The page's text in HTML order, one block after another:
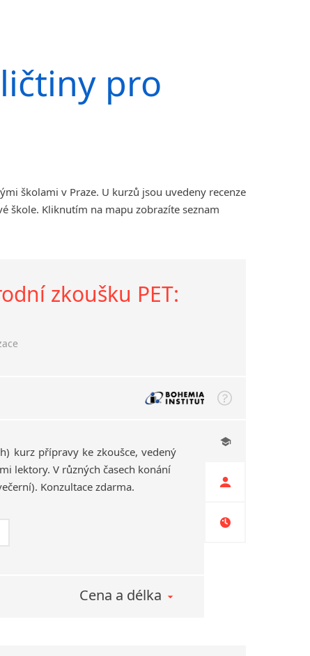
pro
školami v Praze. U kurzů jsou uvedeny recenze
škole. Kliknutím na mapu zobrazíte seznam
zkoušku PET:
kurz přípravy ke zkoušce, vedený
lektory. V různých časech konání
Konzultace zdarma.
Cena a délka